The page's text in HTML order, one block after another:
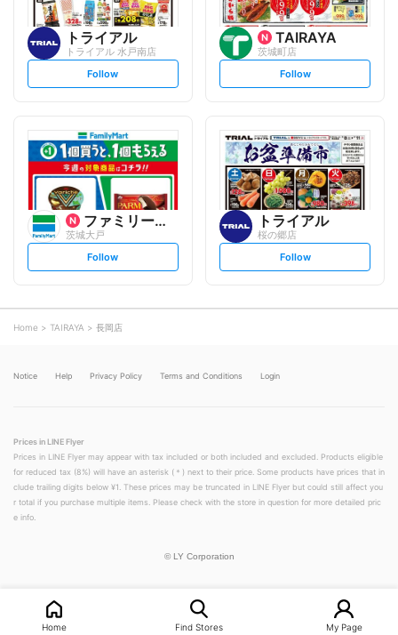
トライアル
トライアル 水戸南店
s
t
l
o
w
Follow
TAIRAYA
茨城町店
s
t
o
w
Follow
ファミリーマート
茨城大戸
s
t
o
w
Follow
トライアル
桜の郷店
s
t
Follow
Home TAIRAYA 長岡店
Notice Help Privacy Policy Terms and Conditions Login
Prices in LINE Flyer
Prices in LINE Flyer may appear with tax included or both included and excluded. Products eligible
for reduced tax (8%) will have an asterisk (＊) next to their price. Some products have prices that in
clude trailing digits below ¥1. These prices may be truncated in LINE Flyer but could still affect you
r total if you purchase multiple items. Please check with the store in question for more detailed pric
e info.
© LY Corporation
Home Find Stores My Page